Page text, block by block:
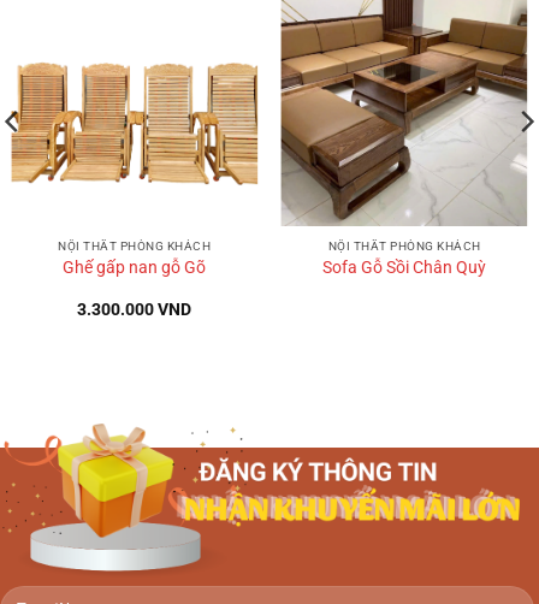
NỘI THẤT PHÒNG KHÁCH
Ghế gấp nan gỗ Gõ
3.300.000VND
NỘI THẤT PHÒNG KHÁCH
Sofa Gỗ Sồi Chân Quỳ